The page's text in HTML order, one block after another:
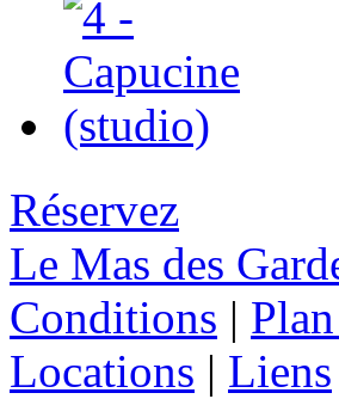
Réservez
Le Mas des
Conditions |
Locations | Liens